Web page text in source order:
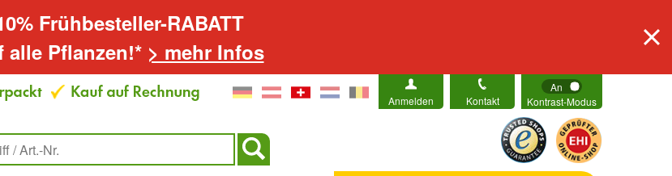
Frühbesteller-RABATT
alle Pflanzen!* > mehr Infos
Anmelden Kontakt
An
Kontrast-Modus